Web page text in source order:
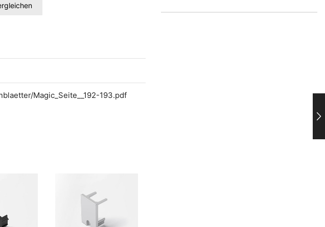
Magic_Seite__192-193.pdf
gerne persönlich über unser